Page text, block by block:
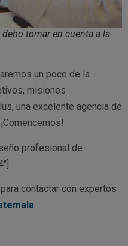
tomar en cuenta a la
un poco de la
misiones
una excelente agencia de
¡Comencemos!
profesional de
contactar con expertos